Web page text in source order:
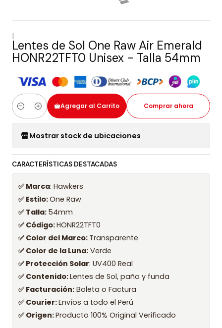
|
Lentes de Sol One Raw Air Emerald
HONR22TFT0 Unisex - Talla 54mm
Cantidad
Agregar al Carrito Comprar ahora
Mostrar stock de ubicaciones
CARACTERÍSTICAS DESTACADAS
✅ Marca: Hawkers
✅ Estilo:One Raw
✅ Talla: 54mm
✅ Código:HONR22TFT0
✅ Color del Marco: Transparente
✅ Color de la Luna: Verde
✅ Protección Solar: UV400 Real
✅ Contenido:Lentes de Sol, paño y funda
✅ Facturación: Boleta o Factura
✅ Courier:Envíos a todo el Perú
✅ Origen:Producto 100% Original Verificado